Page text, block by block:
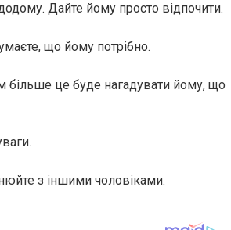
Дайте йому просто відпочити.
що йому потрібно.
більше це буде нагадувати йому, що
з іншими чоловіками.